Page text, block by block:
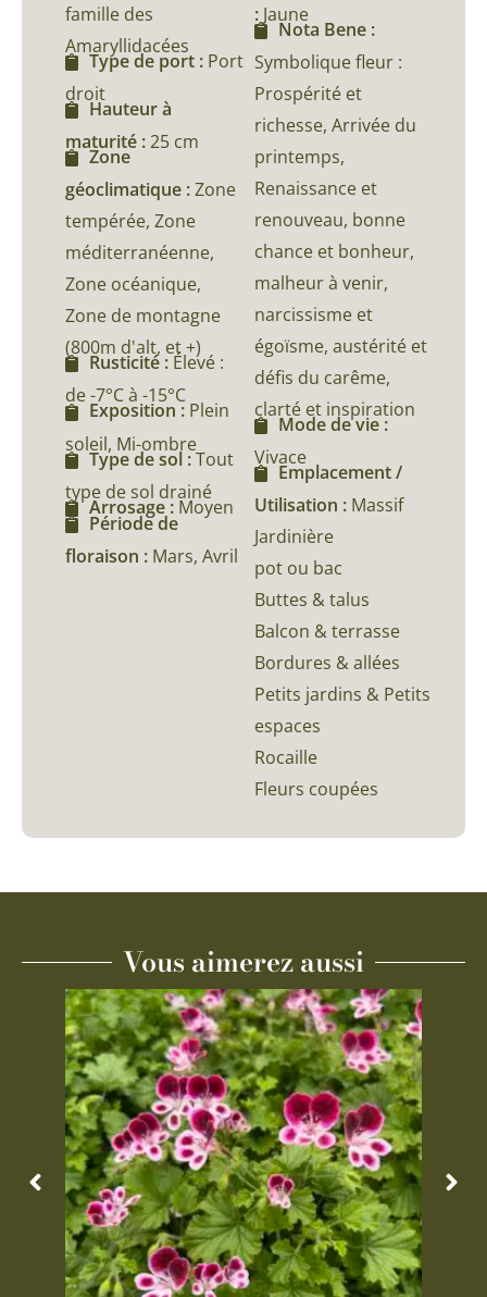
famille des
Amaryllidacées
Type de port : Port
droit
Hauteur à
maturité :25 cm
Zone
géoclimatique :Zone
tempérée, Zone
méditerranéenne,
Zone océanique,
Zone de montagne
(800m d'alt, et +)
Rusticité : Élevé :
de -7°C à -15°C
Exposition : Plein
soleil, Mi-ombre
Type de sol :Tout
type de sol drainé
Arrosage : Moyen
Période de
floraison : Mars, Avril
: Jaune
Nota Bene :
Symbolique fleur :
Prospérité et
richesse, Arrivée du
printemps,
Renaissance et
renouveau, bonne
chance et bonheur,
malheur à venir,
narcissisme et
égoïsme, austérité et
défis du carême,
clarté et inspiration
Mode de vie :
Vivace
Emplacement /
Utilisation : Massif
Jardinière
pot ou bac
Buttes & talus
Balcon & terrasse
Bordures & allées
Petits jardins & Petits
espaces
Rocaille
Fleurs coupées
Vous aimerez aussi